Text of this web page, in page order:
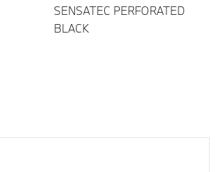
SENSATEC PERFORATED
BLACK